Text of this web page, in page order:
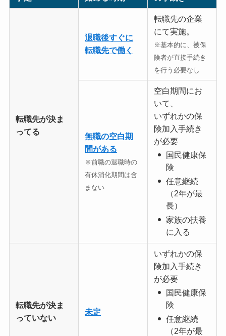
転職先が決ま
ってる
退職後すぐに
転職先で働く
転職先の企業
にて実施。
※基本的に、被保
険者が直接手続き
を行う必要なし
無職の空白期
間がある
※前職の退職時の
有休消化期間は含
まない
空白期間にお
いて、
いずれかの保
険加入手続き
が必要
国民健康保
険
任意継続
（2年が最
長）
家族の扶養
に入る
転職先が決ま
っていない
未定
いずれかの保
険加入手続き
が必要
国民健康保
険
任意継続
（2年が最